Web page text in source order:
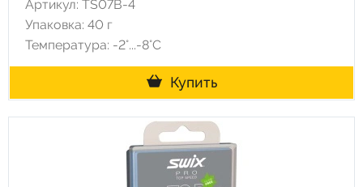
Артикул: TS07B-4
Упаковка: 40 г
Температура: -2°...-8°С
Купить